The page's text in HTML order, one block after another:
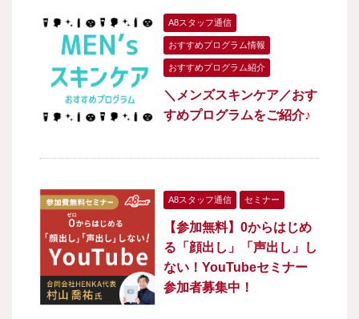
A8スタッフ通信
おすすめプログラム情報
おすすめプログラム紹介
＼メンズスキンケア／おす
すめプログラムをご紹介♪
A8スタッフ通信 セミナー
【参加無料】0からはじめ
る「顔出し」「声出し」し
ない！YouTubeセミナー
参加者募集中！